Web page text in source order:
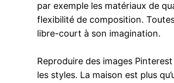
par exemple les matériaux de
flexibilité de composition.
libre-court à son imagination.
Reproduire des images
les styles. La maison est plus